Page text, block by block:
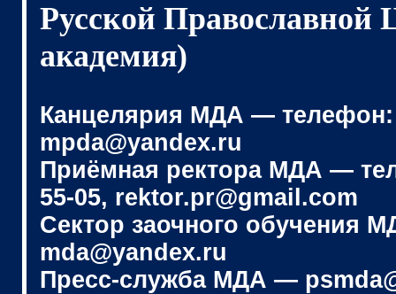
Русской Православной
академия)
Канцелярия МДА — телефон:
mpda@yandex.ru
Приёмная ректора МДА —
55-05, rektor.pr@gmail.com
Сектор заочного обучения
mda@yandex.ru
Пресс-служба МДА —